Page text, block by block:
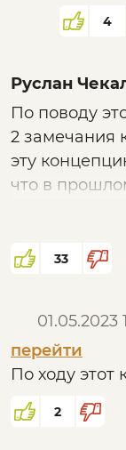
моего
ссылка:
перейти
С Уважением
4
Руслан
По поводу
2 замечания
эту
что в
зерновых -
каждый
При этом
составило
значит, что
33
01.05.2023
перейти
По ходу этот
2